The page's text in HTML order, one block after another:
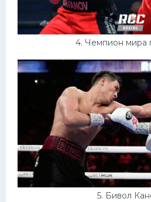
4. Чемпион мира
5. Бивол